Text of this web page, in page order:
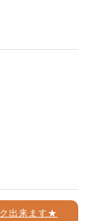
出来ます★